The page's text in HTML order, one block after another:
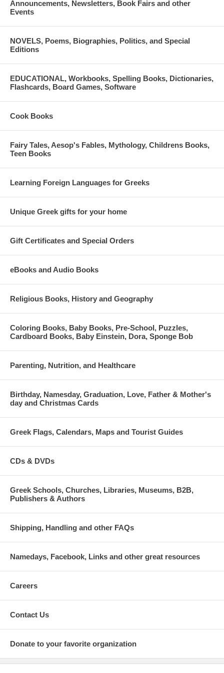
spiritual discernment. He served in the skete of Kafsokalyvia. He
in 2013.
Announcements, Newsletters, Book Fairs and other
Events
NOVELS, Poems, Biographies, Politics, and Special
Editions
EDUCATIONAL, Workbooks, Spelling Books, Dictionaries,
Flashcards, Board Games, Software
Cook Books
Fairy Tales, Aesop's Fables, Mythology, Childrens Books,
Teen Books
Learning Foreign Languages for Greeks
Unique Greek gifts for your home
Gift Certificates and Special Orders
eBooks and Audio Books
Religious Books, History and Geography
Coloring Books, Baby Books, Pre-School, Puzzles,
Cardboard Books, Baby Einstein, Dora, Sponge Bob
Parenting, Nutrition, and Healthcare
Birthday, Namesday, Graduation, Love, Father & Mother's
day and Christmas Cards
Greek Flags, Calendars, Maps and Tourist Guides
CDs & DVDs
Greek Schools, Churches, Libraries, Museums, B2B,
Publishers & Authors
Shipping, Handling and other FAQs
Namedays, Facebook, Links and other great resources
Careers
Contact Us
Donate to your favorite organization